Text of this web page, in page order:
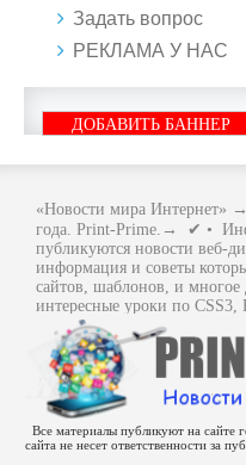
Задать вопрос
РЕКЛАМА У НАС
ДОБАВИТЬ БАННЕР
«Новости мира Интернет»
года. Print-Prime.→ ✔ •
публикуются новости веб-
информация и советы
сайтов, шаблонов, и
интересные уроки по
многое другое,
размещенная на сайте
ознакомительных целях и
.. Как говориться - "Не
знать не хочется.
Все материалы публикуют на сайте
сайта не несет ответственности за